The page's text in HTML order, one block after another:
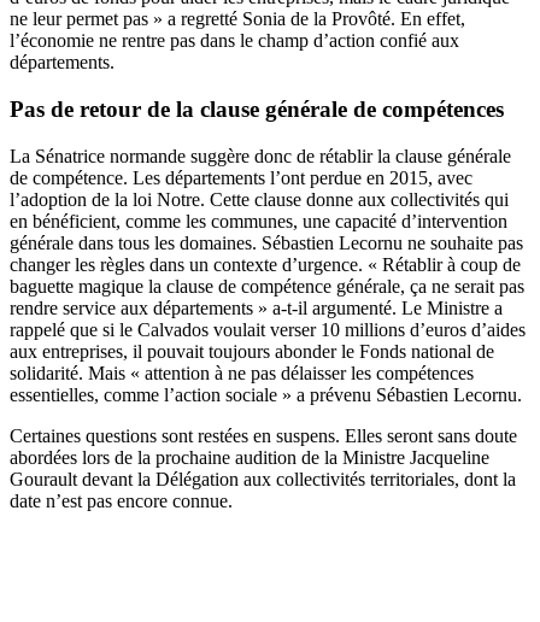
ne leur permet pas » a regretté Sonia de la Provôté. En effet,
l’économie ne rentre pas dans le champ d’action confié aux
départements.
Pas de retour de la clause générale de compétences
La Sénatrice normande suggère donc de rétablir la clause générale
de compétence. Les départements l’ont perdue en 2015, avec
l’adoption de la loi Notre. Cette clause donne aux collectivités qui
en bénéficient, comme les communes, une capacité d’intervention
générale dans tous les domaines. Sébastien Lecornu ne souhaite pas
changer les règles dans un contexte d’urgence. « Rétablir à coup de
baguette magique la clause de compétence générale, ça ne serait pas
rendre service aux départements » a-t-il argumenté. Le Ministre a
rappelé que si le Calvados voulait verser 10 millions d’euros d’aides
aux entreprises, il pouvait toujours abonder le Fonds national de
solidarité. Mais « attention à ne pas délaisser les compétences
essentielles, comme l’action sociale » a prévenu Sébastien Lecornu.
Certaines questions sont restées en suspens. Elles seront sans doute
abordées lors de la prochaine audition de la Ministre Jacqueline
Gourault devant la Délégation aux collectivités territoriales, dont la
date n’est pas encore connue.